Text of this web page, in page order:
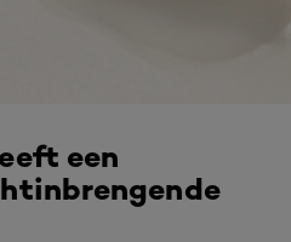
een